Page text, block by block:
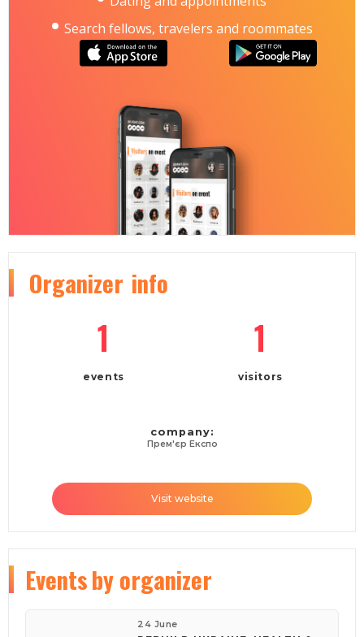
Search fellows, travelers and roommates
Organizer info
1
events
1
visitors
company:
Прем'єр Експо
Visit website
Eventsby organizer
24 June